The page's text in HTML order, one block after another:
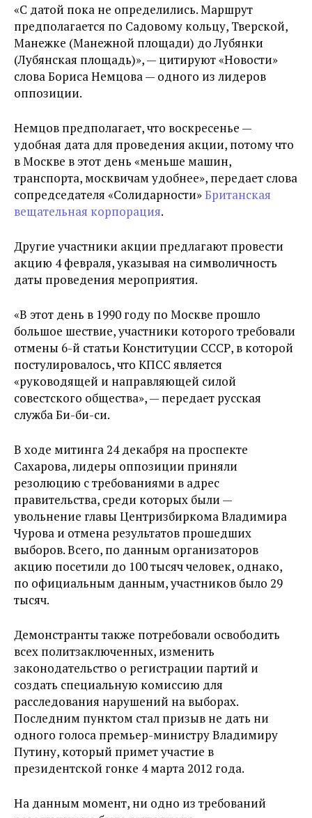
«С датой пока не определились. Маршрут
предполагается по Садовому кольцу, Тверской,
Манежке (Манежной площади) до Лубянки
(Лубянская площадь)», — цитируют «Новости»
слова Бориса Немцова — одного из лидеров
оппозиции.
Немцов предполагает, что воскресенье —
удобная дата для проведения акции, потому что
в Москве в этот день «меньше машин,
транспорта, москвичам удобнее», передает слова
сопредседателя «Солидарности»Британская
вещательная корпорация.
Другие участники акции предлагают провести
акцию 4 февраля, указывая на символичность
даты проведения мероприятия.
«В этот день в 1990 году по Москве прошло
большое шествие, участники которого требовали
отмены 6-й статьи Конституции СССР, в которой
постулировалось, что КПСС является
«руководящей и направляющей силой
совестского общества», — передает русская
служба Би-би-си.
В ходе митинга 24 декабря на проспекте
Сахарова, лидеры оппозиции приняли
резолюцию с требованиями в адрес
правительства, среди которых были —
увольнение главы Центризбиркома Владимира
Чурова и отмена результатов прошедших
выборов. Всего, по данным организаторов
акцию посетили до 100 тысяч человек, однако,
по официальным данным, участников было 29
тысяч.
Демонстранты также потребовали освободить
всех политзаключенных, изменить
законодательство о регистрации партий и
создать специальную комиссию для
расследования нарушений на выборах.
Последним пунктом стал призыв не дать ни
одного голоса премьер-министру Владимиру
Путину, который примет участие в
президентской гонке 4 марта 2012 года.
На данным момент, ни одно из требований